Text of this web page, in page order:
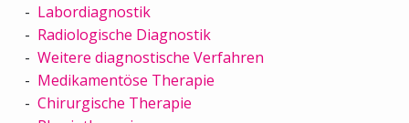
Labordiagnostik
Radiologische Diagnostik
Weitere diagnostische Verfahren
Medikamentöse Therapie
Chirurgische Therapie